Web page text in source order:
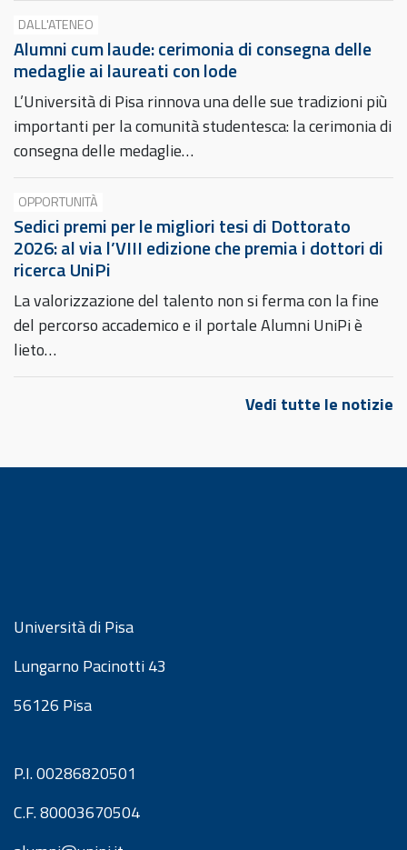
DALL'ATENEO
Alumni cum laude: cerimonia di consegna delle
medaglie ai laureati con lode
L’Università di Pisa rinnova una delle sue tradizioni più
importanti per la comunità studentesca: la cerimonia di
consegna delle medaglie…
OPPORTUNITÀ
Sedici premi per le migliori tesi di Dottorato
2026: al via l’VIII edizione che premia i dottori di
ricerca UniPi
La valorizzazione del talento non si ferma con la fine
del percorso accademico e il portale Alumni UniPi è
lieto…
Vedi tutte le notizie
Università di Pisa
Lungarno Pacinotti 43
56126 Pisa
P.I. 00286820501
C.F. 80003670504